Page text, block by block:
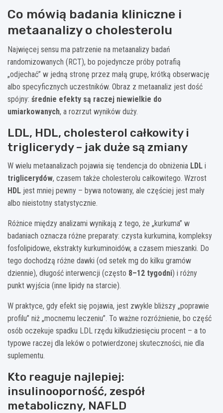
Co mówią badania kliniczne i
metaanalizy o cholesterolu
Najwięcej sensu ma patrzenie na metaanalizy badań
randomizowanych (RCT), bo pojedyncze próby potrafią
„odjechać” w jedną stronę przez małą grupę, krótką obserwację
albo specyficznych uczestników. Obraz z metaanaliz jest dość
spójny: średnie efekty są raczej niewielkie do
umiarkowanych, a rozrzut wyników duży.
LDL, HDL, cholesterol całkowity i
triglicerydy – jak duże są zmiany
W wielu metaanalizach pojawia się tendencja do obniżenia LDL i
triglicerydów, czasem także cholesterolu całkowitego. Wzrost
HDL jest mniej pewny – bywa notowany, ale częściej jest mały
albo nieistotny statystycznie.
Różnice między analizami wynikają z tego, że „kurkuma” w
badaniach oznacza różne preparaty: czysta kurkumina, kompleksy
fosfolipidowe, ekstrakty kurkuminoidów, a czasem mieszanki. Do
tego dochodzą różne dawki (od setek mg do kilku gramów
dziennie), długość interwencji (często 8–12 tygodni) i różny
punkt wyjścia (inne lipidy na starcie).
W praktyce, gdy efekt się pojawia, jest zwykle bliższy „poprawie
profilu” niż „mocnemu leczeniu”. To ważne rozróżnienie, bo część
osób oczekuje spadku LDL rzędu kilkudziesięciu procent – a to
typowe raczej dla leków o potwierdzonej skuteczności, nie dla
suplementu.
Kto reaguje najlepiej:
insulinooporność, zespół
metaboliczny, NAFLD